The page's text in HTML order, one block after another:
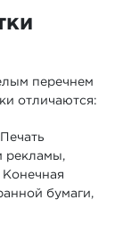
перечнем
отличаются:
рекламы,
Конечная
бумаги,